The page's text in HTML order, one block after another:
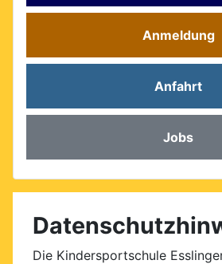
Anmeldung
Anfahrt
Jobs
Die Kindersportschule